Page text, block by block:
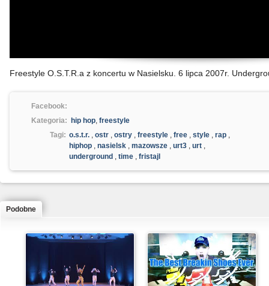
Freestyle O.S.T.R.a z koncertu w Nasielsku. 6 lipca 2007r.
Facebook:
Kategoria:
hip hop, freestyle
Tagi: o.s.t.r. , ostr , ostry , freestyle , free , style , rap ,
hiphop , nasielsk , mazowsze , urt3 , urt ,
underground , time , fristajl
Podobne